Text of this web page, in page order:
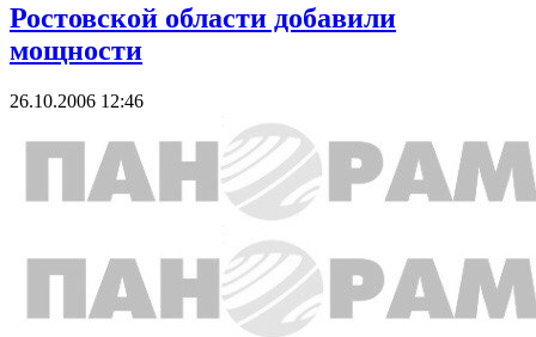
Ростовской области добавили
мощности
26.10.2006 12:46